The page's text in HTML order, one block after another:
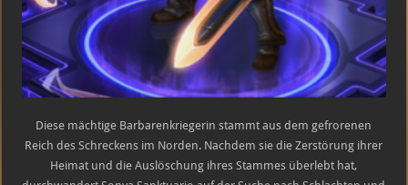
Diese mächtige Barbarenkriegerin stammt aus dem gefrorenen
Reich des Schreckens im Norden. Nachdem sie die Zerstörung ihrer
Heimat und die Auslöschung ihres Stammes überlebt hat,